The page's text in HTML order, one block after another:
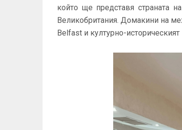
който ще представя страната
Великобритания. Домакини на
Belfast и културно-